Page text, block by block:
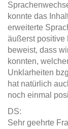
konnte das
erweiterte
äußerst positive
beweist, dass
konnten,
Unklarheiten
hat natürlich
noch einmal
DS:
Sehr geehrte